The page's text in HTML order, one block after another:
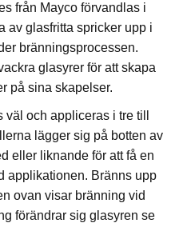
från Mayco förvandlas i
av glasfritta spricker upp i
bränningsprocessen.
glasyrer för att skapa
på sina skapelser.
och appliceras i tre till
lägger sig på botten av
eller liknande för att få en
applikationen. Bränns upp
ovan visar bränning vid
förändrar sig glasyren se